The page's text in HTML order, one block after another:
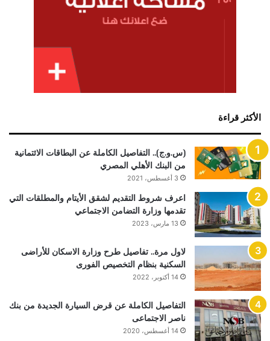
الأكثر قراءة
(س.و.ج).. التفاصيل الكاملة عن البطاقات الائتمانية
من البنك الأهلي المصري
3 أغسطس، 2021
اعرف شروط التقديم لشقق الأيتام والمطلقات التي
تقدمها وزارة التضامن الاجتماعي
13 مارس، 2023
لاول مرة.. تفاصيل طرح وزارة الاسكان للأراضى
السكنية بنظام التخصيص الفورى
14 أكتوبر، 2022
التفاصيل الكاملة عن قرض السيارة الجديدة من بنك
ناصر الاجتماعى
14 أغسطس، 2020